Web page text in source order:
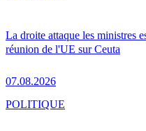
La droite attaque les ministres
réunion de l'UE sur Ceuta
07.08.2026
POLITIQUE